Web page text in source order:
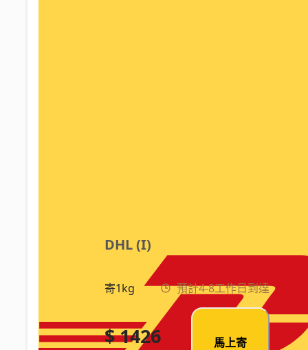
DHL (I)
寄1kg 預計4-8工作日到達
$ 1426
馬上寄